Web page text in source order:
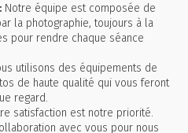
Notre équipe est composée de
la photographie, toujours à la
pour rendre chaque séance
utilisons des équipements de
de haute qualité qui vous feront
regard.
satisfaction est notre priorité.
avec vous pour nous